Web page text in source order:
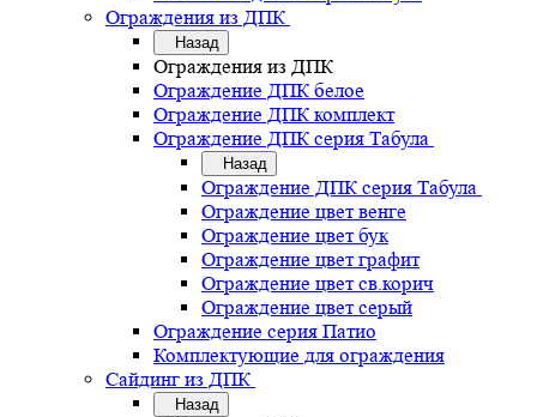
Ограждения из ДПК
Назад
Ограждения из ДПК
Ограждение ДПК белое
Ограждение ДПК комплект
Ограждение ДПК серия Табула
Назад
Ограждение ДПК серия Табула
Ограждение цвет венге
Ограждение цвет бук
Ограждение цвет графит
Ограждение цвет св.корич
Ограждение цвет серый
Ограждение серия Патио
Комплектующие для ограждения
Сайдинг из ДПК
Назад